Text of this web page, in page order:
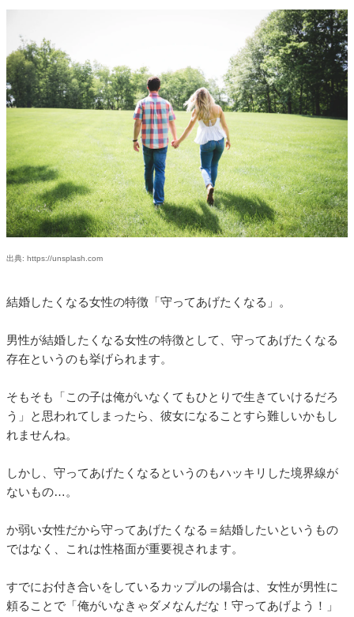
出典: https://unsplash.com
結婚したくなる女性の特徴「守ってあげたくなる」。
男性が結婚したくなる女性の特徴として、守ってあげたくなる
存在というのも挙げられます。
そもそも「この子は俺がいなくてもひとりで生きていけるだろ
う」と思われてしまったら、彼女になることすら難しいかもし
れませんね。
しかし、守ってあげたくなるというのもハッキリした境界線が
ないもの…。
か弱い女性だから守ってあげたくなる＝結婚したいというもの
ではなく、これは性格面が重要視されます。
すでにお付き合いをしているカップルの場合は、女性が男性に
頼ることで「俺がいなきゃダメなんだな！守ってあげよう！」